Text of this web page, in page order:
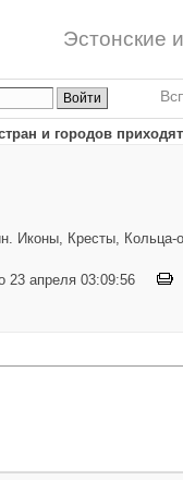
Эстонские
и городов
Иконы, Кресты, Кольца-
23 апреля 03:09:56